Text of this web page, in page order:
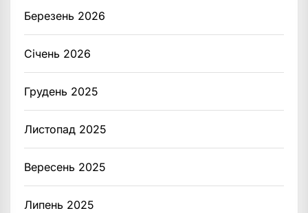
Березень 2026
Січень 2026
Грудень 2025
Листопад 2025
Вересень 2025
Липень 2025